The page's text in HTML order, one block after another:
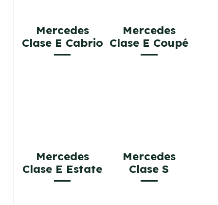
Mercedes
Clase E Cabrio
Mercedes
Clase E Coupé
Mercedes
Clase E Estate
Mercedes
Clase S